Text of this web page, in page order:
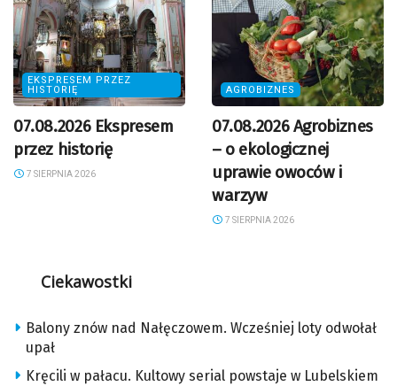
EKSPRESEM PRZEZ
HISTORIĘ
07.08.2026 Ekspresem
przez historię
7 SIERPNIA 2026
AGROBIZNES
07.08.2026 Agrobiznes
– o ekologicznej
uprawie owoców i
warzyw
7 SIERPNIA 2026
Ciekawostki
Balony znów nad Nałęczowem. Wcześniej loty odwołał
upał
Kręcili w pałacu. Kultowy serial powstaje w Lubelskiem